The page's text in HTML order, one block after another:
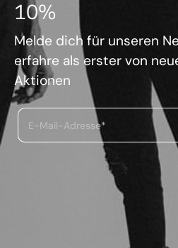
10%
Melde dich für unseren
erfahre als erster von
Aktionen
E-Mail-Adresse*